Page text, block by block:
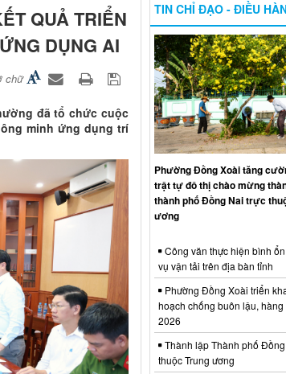
QUẢ TRIỂN
DỤNG AI
chữ
đã tổ chức cuộc
minh ứng dụng trí
TIN CHỈ ĐẠO - ĐIỀU
Phường Đồng Xoài tăng
trật tự đô thị chào mừng
thành phố Đồng Nai trực
ương
Công văn thực hiện bình
vụ vận tải trên địa bàn tỉnh
Phường Đồng Xoài triển
hoạch chống buôn lậu,
2026
Thành lập Thành phố
thuộc Trung ương